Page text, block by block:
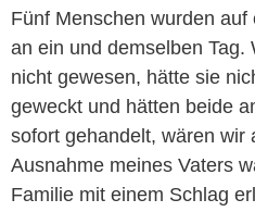
Fünf Menschen wurden
an ein und demselben Tag.
nicht gewesen, hätte sie
geweckt und hätten beide
sofort gehandelt, wären wir
Ausnahme meines Vaters
Familie mit einem Schlag